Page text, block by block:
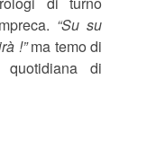
“Su su
!”ma temo di
di